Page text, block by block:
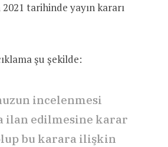
2021 tarihinde yayın kararı
şu şekilde:
incelenmesi
ilan edilmesine karar
bu karara ilişkin